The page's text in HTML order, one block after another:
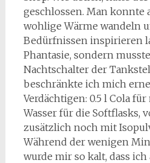
geschlossen. Man konnte
wohlige Wärme wandeln
Bedürfnissen inspirieren
Phantasie, sondern
Nachtschalter der
beschränkte ich mich
Verdächtigen: 0.5 l Cola
Wasser für die Softflasks,
zusätzlich noch mit
Während der wenigen
wurde mir so kalt, dass